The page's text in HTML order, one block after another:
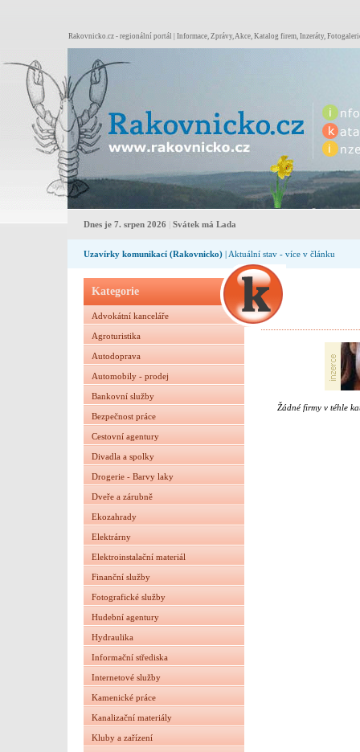
Rakovnicko.cz - regionální portál | Informace, Zprávy, Akce, Katalog firem, Inzeráty,
Dnes je 7. srpen 2026 Svátek má Lada
Uzavírky komunikací (Rakovnicko) | Aktuální stav - více v článku
Kategorie
Advokátní kanceláře
Agroturistika
Autodoprava
Automobily - prodej
Bankovní služby
Bezpečnost práce
Cestovní agentury
Divadla a spolky
Drogerie - Barvy laky
Dveře a zárubně
Ekozahrady
Elektrárny
Elektroinstalační materiál
Finanční služby
Fotografické služby
Hudební agentury
Hydraulika
Informační střediska
Internetové služby
Kamenické práce
Kanalizační materiály
Kluby a zařízení
Žádné firmy v téhle